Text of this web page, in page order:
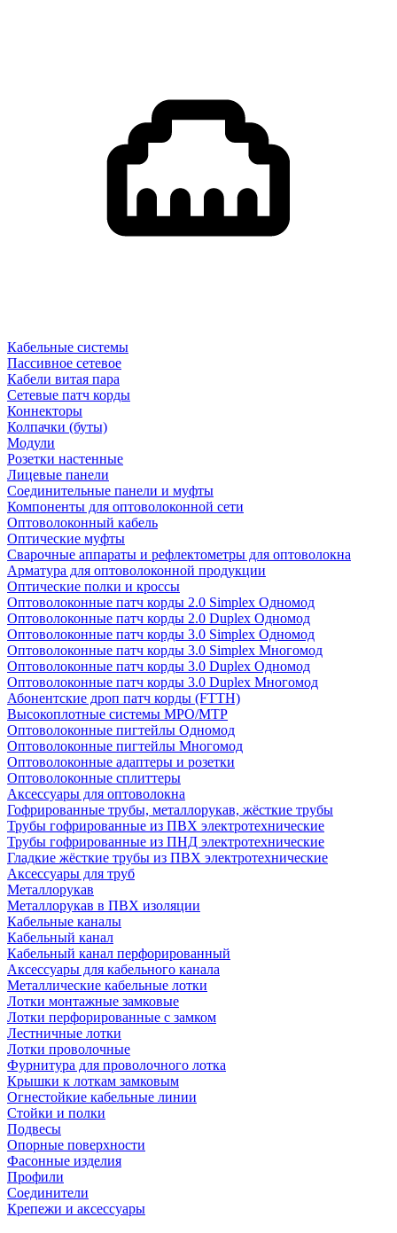
Кабельные системы
Пассивное сетевое
Кабели витая пара
Сетевые патч корды
Коннекторы
Колпачки (буты)
Модули
Розетки настенные
Лицевые панели
Соединительные панели и муфты
Компоненты для оптоволоконной сети
Оптоволоконный кабель
Оптические муфты
Сварочные аппараты и рефлектометры для оптоволокна
Арматура для оптоволоконной продукции
Оптические полки и кроссы
Оптоволоконные патч корды 2.0 Simplex Одномод
Оптоволоконные патч корды 2.0 Duplex Одномод
Оптоволоконные патч корды 3.0 Simplex Одномод
Оптоволоконные патч корды 3.0 Simplex Многомод
Оптоволоконные патч корды 3.0 Duplex Одномод
Оптоволоконные патч корды 3.0 Duplex Многомод
Абонентские дроп патч корды (FTTH)
Высокоплотные системы MPO/MTP
Оптоволоконные пигтейлы Одномод
Оптоволоконные пигтейлы Многомод
Оптоволоконные адаптеры и розетки
Оптоволоконные сплиттеры
Аксессуары для оптоволокна
Гофрированные трубы, металлорукав, жёсткие трубы
Трубы гофрированные из ПВХ электротехнические
Трубы гофрированные из ПНД электротехнические
Гладкие жёсткие трубы из ПВХ электротехнические
Аксессуары для труб
Металлорукав
Металлорукав в ПВХ изоляции
Кабельные каналы
Кабельный канал
Кабельный канал перфорированный
Аксессуары для кабельного канала
Металлические кабельные лотки
Лотки монтажные замковые
Лотки перфорированные с замком
Лестничные лотки
Лотки проволочные
Фурнитура для проволочного лотка
Крышки к лоткам замковым
Огнестойкие кабельные линии
Стойки и полки
Подвесы
Опорные поверхности
Фасонные изделия
Профили
Соединители
Крепежи и аксессуары